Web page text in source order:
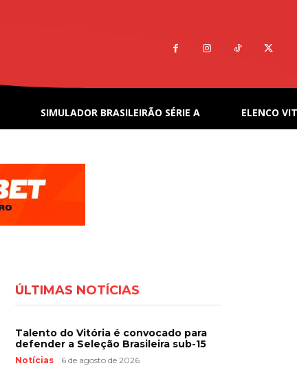
SIMULADOR BRASILEIRÃO SÉRIE A ELENCO
ÚLTIMAS NOTÍCIAS
Talento do Vitória é convocado para
defender a Seleção Brasileira sub-15
Notícias 6 de agosto de 2026